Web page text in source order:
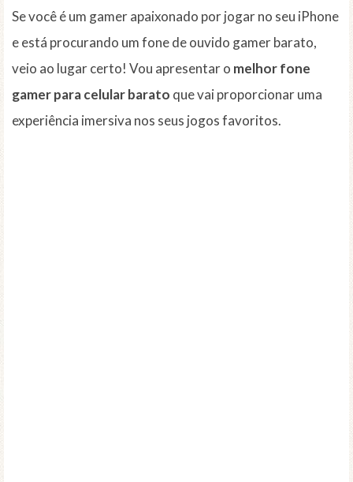
Se você é um gamer apaixonado por jogar no seu iPhone
e está procurando um fone de ouvido gamer barato,
veio ao lugar certo! Vou apresentar o melhor fone
gamer para celular barato que vai proporcionar uma
experiência imersiva nos seus jogos favoritos.